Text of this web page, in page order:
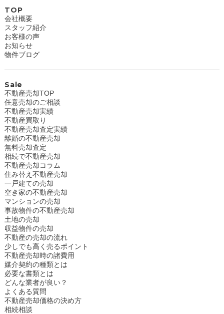
TOP
会社概要
スタッフ紹介
お客様の声
お知らせ
物件ブログ
Sale
不動産売却TOP
任意売却のご相談
不動産売却実績
不動産買取り
不動産売却査定実績
離婚の不動産売却
無料売却査定
相続で不動産売却
不動産売却コラム
住み替え不動産売却
一戸建ての売却
空き家の不動産売却
マンションの売却
事故物件の不動産売却
土地の売却
収益物件の売却
不動産の売却の流れ
少しでも高く売るポイント
不動産売却時の諸費用
媒介契約の種類とは
必要な書類とは
どんな業者が良い？
よくある質問
不動産売却価格の決め方
相続相談